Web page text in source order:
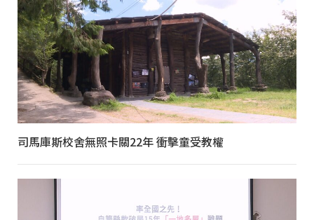
司馬庫斯校舍無照卡關22年 衝擊童受教權